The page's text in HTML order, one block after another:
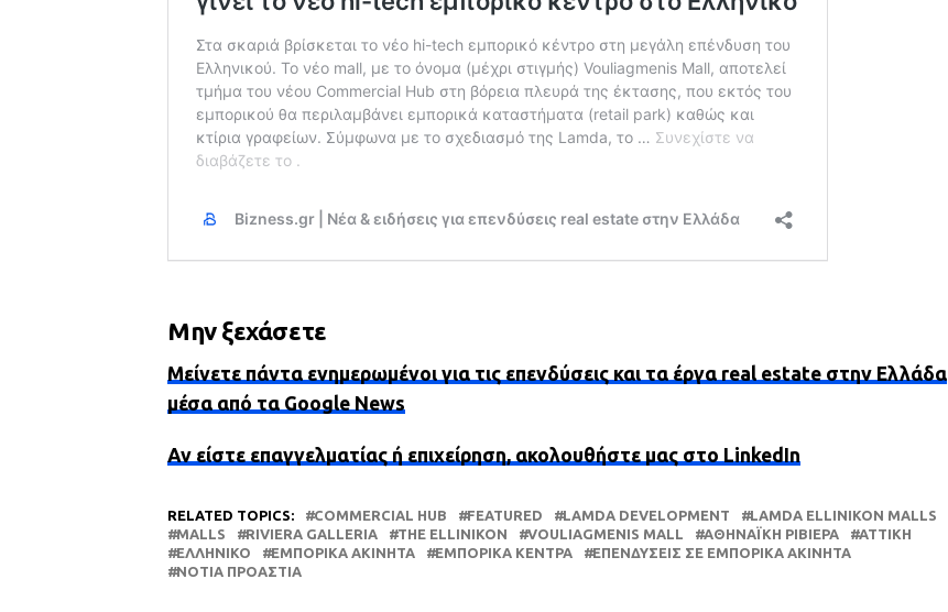
Μην ξεχάσετε
Μείνετε πάντα ενημερωμένοι για τις επενδύσεις και τα έργα real estate στην Ελλάδα
μέσα από τα Google News
Αν είστε επαγγελματίας ή επιχείρηση, ακολουθήστε μας στο LinkedIn
RELATED TOPICS: COMMERCIAL HUB FEATURED LAMDA DEVELOPMENT
LAMDA ELLINIKON MALLS
MALLS
RIVIERA GALLERIA THE ELLINIKON VOULIAGMENIS MALL ΑΘΗΝΑΪΚΉ ΡΙΒΙΈΡΑ
ΑΤΤΙΚΗ
ΕΛΛΗΝΙΚΌ
ΕΜΠΟΡΙΚΆ ΑΚΊΝΗΤΑ ΕΜΠΟΡΙΚΆ ΚΈΝΤΡΑ
ΕΠΕΝΔΎΣΕΙΣ ΣΕ ΕΜΠΟΡΙΚΆ ΑΚΊΝΗΤΑ
ΝΌΤΙΑ ΠΡΟΆΣΤΙΑ